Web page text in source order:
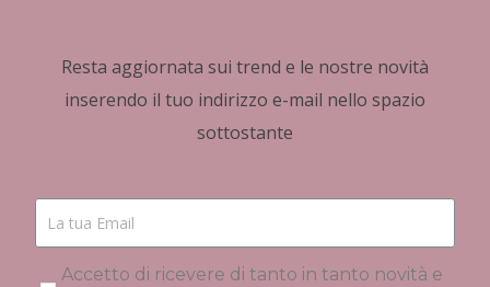
Resta aggiornata sui trend e le nostre novità
inserendo il tuo indirizzo e-mail nello spazio
sottostante
Accetto di ricevere di tanto in tanto novità e